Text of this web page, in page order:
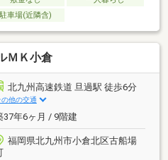
駐車場(近隣含)
ＭＫ小倉
北九州高速鉄道 旦過駅 徒歩6分
の他の交通
37年6ヶ月 / 9階建
福岡県北九州市小倉北区古船場